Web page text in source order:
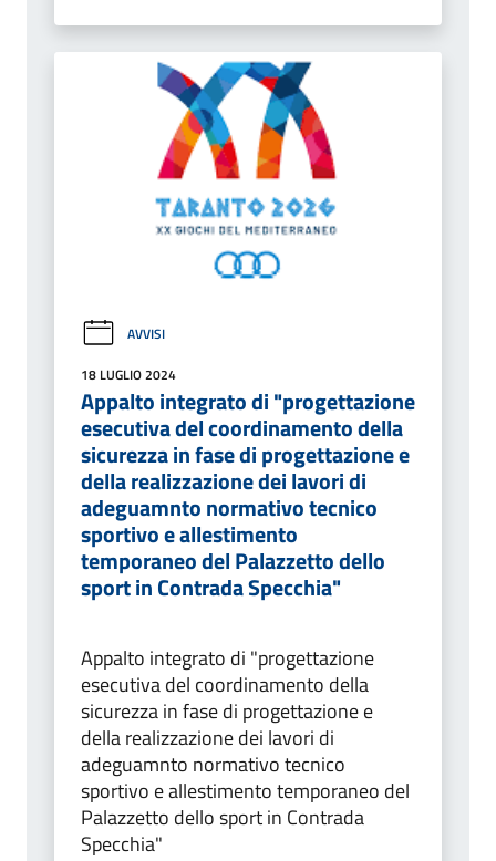
AVVISI
18 LUGLIO 2024
Appalto integrato di "progettazione
esecutiva del coordinamento della
sicurezza in fase di progettazione e
della realizzazione dei lavori di
adeguamnto normativo tecnico
sportivo e allestimento
temporaneo del Palazzetto dello
sport in Contrada Specchia"
Appalto integrato di "progettazione
esecutiva del coordinamento della
sicurezza in fase di progettazione e
della realizzazione dei lavori di
adeguamnto normativo tecnico
sportivo e allestimento temporaneo del
Palazzetto dello sport in Contrada
Specchia"